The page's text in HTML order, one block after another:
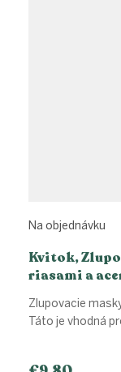
Kvitok,
riasami a
Na objednávku
Zlupovacie
Táto je vhodná